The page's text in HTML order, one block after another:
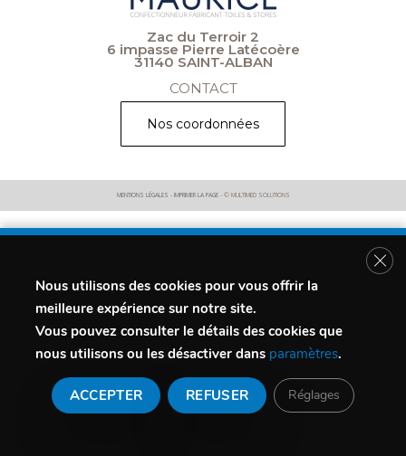
Zac du Terroir 2
6 impasse Pierre Latécoère
31140 SAINT-ALBAN
CONTACT
Nos coordonnées
MENTIONS LÉGALES - IMPRIMER LA PAGE- © MULTIMED SOLUTIONS
Nous utilisons des cookies pour vous offrir la
meilleure expérience sur notre site.
Vous pouvez consulter le détails des cookies que
nous utilisons ou les désactiver dans paramètres.
ACCEPTER REFUSER Réglages